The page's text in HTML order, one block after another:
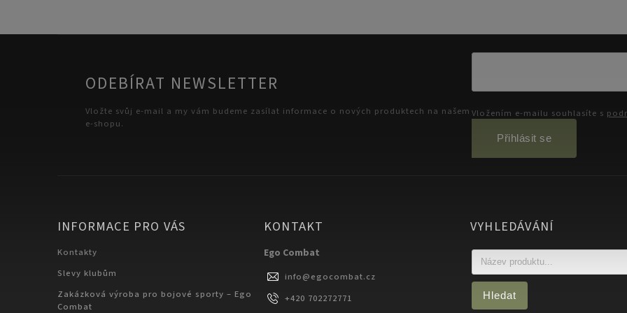
ODEBÍRAT NEWSLETTER
Vložte svůj e-mail a my vám budeme zasílat informace o nových produktech na našem
e-shopu.
Vložením e-mailu souhlasíte s
Přihlásit se
INFORMACE PRO VÁS
Kontakty
Slevy klubům
Zakázková výroba pro bojové sporty – Ego
Combat
KONTAKT
Ego Combat
info@egocombat.cz
+420 702272771
VYHLEDÁVÁNÍ
Hledat